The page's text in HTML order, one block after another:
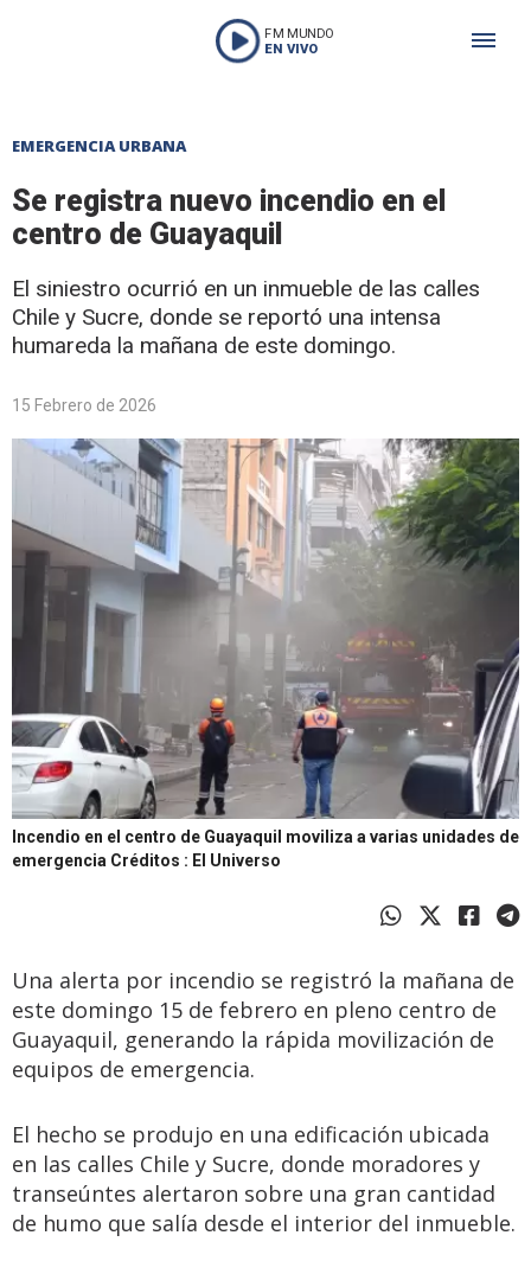
FM MUNDO
EN VIVO
EMERGENCIA URBANA
Se registra nuevo incendio en el
centro de Guayaquil
El siniestro ocurrió en un inmueble de las calles
Chile y Sucre, donde se reportó una intensa
humareda la mañana de este domingo.
15 Febrero de 2026
Incendio en el centro de Guayaquil moviliza a varias unidades de
emergencia Créditos : El Universo
Una alerta por incendio se registró la mañana de
este domingo 15 de febrero en pleno centro de
Guayaquil, generando la rápida movilización de
equipos de emergencia.
El hecho se produjo en una edificación ubicada
en las calles Chile y Sucre, donde moradores y
transeúntes alertaron sobre una gran cantidad
de humo que salía desde el interior del inmueble.